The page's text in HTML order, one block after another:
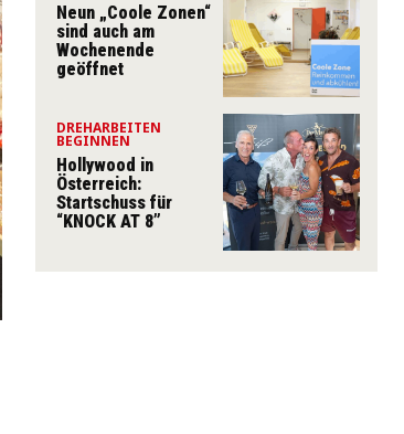
Neun „Coole Zonen“
sind auch am
Wochenende
geöffnet
DREHARBEITEN
BEGINNEN
Hollywood in
Österreich:
Startschuss für
“KNOCK AT 8”